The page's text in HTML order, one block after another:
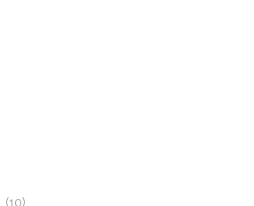
(10)